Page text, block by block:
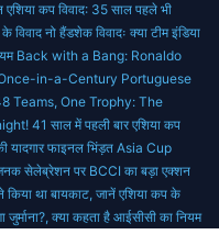
एशिया कप विवाद: 35 साल पहले भी
विवाद नो हैंडशेक विवादः क्या टीम इंडिया
Back with a Bang: Ronaldo
in-a-Century Portuguese
Teams, One Trophy: The
41 साल में पहली बार एशिया कप
फाइनल भिंड़त Asia Cup
सेलेब्रेशन पर BCCI का बड़ा एक्शन
किया था बायकाट, जानें एशिया कप के
जुर्माना?, क्या कहता है आईसीसी का नियम